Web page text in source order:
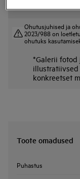
Ohutusjuhised ja
2023/988 on
ohutuks
*Galerii fotod
konkreetset
Toote omadused
Puhastus